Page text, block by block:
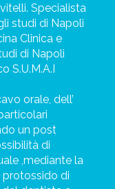
Specialista
studi di Napoli
Clinica e
di Napoli
S.U.M.A.I
orale, dell’
un post
di
,mediante la
protossido di